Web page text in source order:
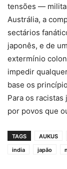
tensões —
Austrália, a
sectários
japonês, e de
extermínio
impedir
base os
Para os
por povos que
TAGS AUKUS
india
japão